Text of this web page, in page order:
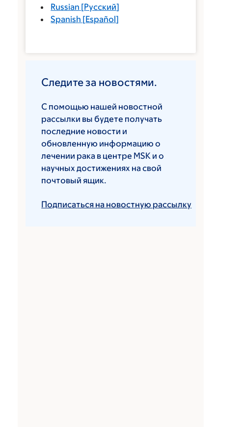
Russian [Русский]
Spanish [Español]
Следите за новостями.
С помощью нашей новостной
рассылки вы будете получать
последние новости и
обновленную информацию о
лечении рака в центре MSK и о
научных достижениях на свой
почтовый ящик.
Подписаться на новостную рассылку